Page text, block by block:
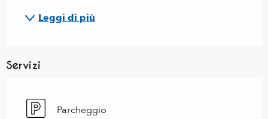
Leggi di più
Servizi
Parcheggio